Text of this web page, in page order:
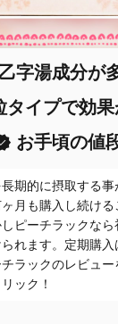
乙字湯成分が
タイプで効
お手頃の値
期的に摂取する
月も購入し続け
ピーチラックな
れます。定期購
ラックのレビュ
ック！